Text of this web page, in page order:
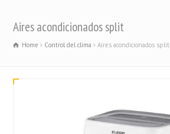
Aires acondicionados split
Home Control del clima Aires acondicionados split